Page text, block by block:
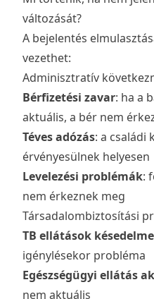
változását?
A bejelentés
vezethet:
Adminisztratív
Bérfizetési zavar: ha a
aktuális, a bér nem
Téves adózás: a családi
érvényesülnek helyesen
Levelezési problémák:
nem érkeznek meg
Társadalombiztosítási
TB ellátások késedelme
igénylésekor probléma
Egészségügyi ellátás
nem aktuális